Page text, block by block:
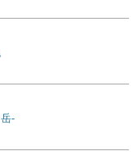
-